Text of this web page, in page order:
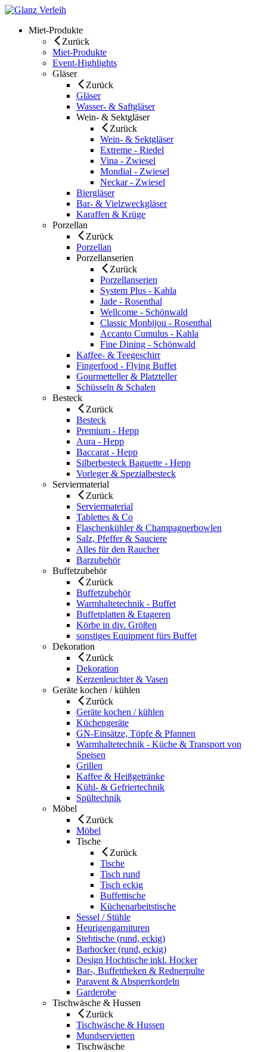
Skip
contentMiet-Produkte
Zurück
Miet-Produkte
Event-Highlights
Gläser
Zurück
Gläser
Wasser- & Saftgläser
Wein- & Sektgläser
Zurück
Wein- & Sektgläser
Extreme - Riedel
Vina - Zwiesel
Mondial - Zwiesel
Neckar - Zwiesel
Biergläser
Bar- & Vielzweckgläser
Karaffen & Krüge
Porzellan
Zurück
Porzellan
Porzellanserien
Zurück
Porzellanserien
System Plus - Kahla
Jade - Rosenthal
Wellcome - Schönwald
Classic Monbijou - Rosenthal
Accanto Cumulus - Kahla
Fine Dining - Schönwald
Kaffee- & Teegeschirr
Fingerfood - Flying Buffet
Gourmetteller & Platzteller
Schüsseln & Schalen
Besteck
Zurück
Besteck
Premium - Hepp
Aura - Hepp
Baccarat - Hepp
Silberbesteck Baguette - Hepp
Vorleger & Spezialbesteck
Serviermaterial
Zurück
Serviermaterial
Tablettes & Co
Flaschenkühler & Champagnerbowlen
Salz, Pfeffer & Sauciere
Alles für den Raucher
Barzubehör
Buffetzubehör
Zurück
Buffetzubehör
Warmhaltetechnik - Buffet
Buffetplatten & Etageren
Körbe in div. Größen
sonstiges Equipment fürs Buffet
Dekoration
Zurück
Dekoration
Kerzenleuchter & Vasen
Geräte kochen / kühlen
Zurück
Geräte kochen / kühlen
Küchengeräte
GN-Einsätze, Töpfe & Pfannen
Warmhaltetechnik - Küche & Transport von
Speisen
Grillen
Kaffee & Heißgetränke
Kühl- & Gefriertechnik
Spültechnik
Möbel
Zurück
Möbel
Tische
Zurück
Tische
Tisch rund
Tisch eckig
Buffettische
Küchenarbeitstische
Sessel / Stühle
Heurigengarnituren
Stehtische (rund, eckig)
Barhocker (rund, eckig)
Design Hochtische inkl. Hocker
Bar-, Buffettheken & Rednerpulte
Paravent & Absperrkordeln
Garderobe
Tischwäsche & Hussen
Zurück
Tischwäsche & Hussen
Mundservietten
Tischwäsche